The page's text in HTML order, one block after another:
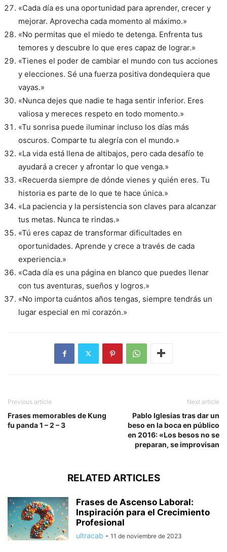
«Cada día es una oportunidad para aprender, crecer y
mejorar. Aprovecha cada momento al máximo.»
«No permitas que el miedo te detenga. Enfrenta tus
temores y descubre lo que eres capaz de lograr.»
«Tienes el poder de cambiar el mundo con tus acciones
y elecciones. Sé una fuerza positiva dondequiera que
vayas.»
«Nunca dejes que nadie te haga sentir inferior. Eres
valiosa y mereces respeto en todo momento.»
«Tu sonrisa puede iluminar incluso los días más
oscuros. Comparte tu alegría con el mundo.»
«La vida está llena de altibajos, pero cada desafío te
ayudará a crecer y afrontar lo que venga.»
«Recuerda siempre de dónde vienes y quién eres. Tu
historia es parte de lo que te hace única.»
«La paciencia y la persistencia son claves para alcanzar
tus metas. Nunca te rindas.»
«Tú eres capaz de transformar dificultades en
oportunidades. Aprende y crece a través de cada
experiencia.»
«Cada día es una página en blanco que puedes llenar
con tus aventuras, sueños y logros.»
«No importa cuántos años tengas, siempre tendrás un
lugar especial en mi corazón.»
Previous article
Frases memorables de Kung
fu panda 1 – 2 – 3
Next article
Pablo Iglesias tras dar un
beso en la boca en público
en 2016: «Los besos no se
preparan, se improvisan
RELATED ARTICLES
Frases de Ascenso Laboral:
Inspiración para el Crecimiento
Profesional
ultracab - 11 de noviembre de 2023